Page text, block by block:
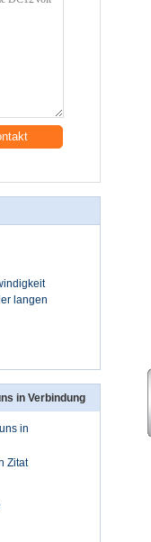
langen
in Verbindung
in
Zitat